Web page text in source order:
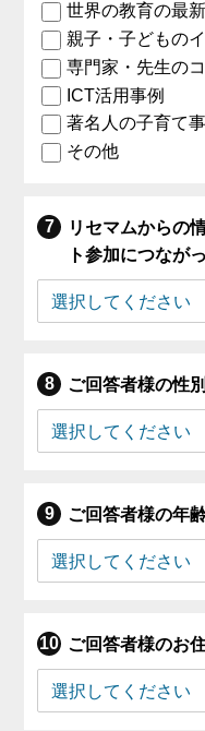
世界の教育の最
親子・子どもの
専門家・先生の
ICT活用事例
著名人の子育て
その他
リセマムからの
ト参加につなが
ご回答者様の性
ご回答者様の年
ご回答者様のお